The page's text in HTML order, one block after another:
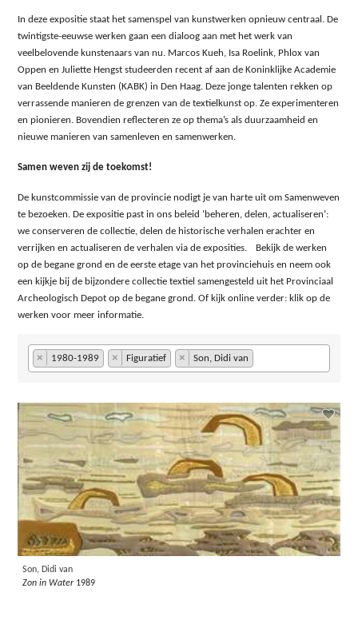
In deze expositie staat het samenspel van kunstwerken opnieuw centraal. De
twintigste-eeuwse werken gaan een dialoog aan met het werk van
veelbelovende kunstenaars van nu. Marcos Kueh, Isa Roelink, Phlox van
Oppen en Juliette Hengst studeerden recent af aan de Koninklijke Academie
van Beeldende Kunsten (KABK) in Den Haag. Deze jonge talenten rekken op
verrassende manieren de grenzen van de textielkunst op. Ze experimenteren
en pionieren. Bovendien reflecteren ze op thema’s als duurzaamheid en
nieuwe manieren van samenleven en samenwerken.
Samen weven zij de toekomst!
De kunstcommissie van de provincie nodigt je van harte uit om Samenweven
te bezoeken. De expositie past in ons beleid ‘beheren, delen, actualiseren’:
we conserveren de collectie, delen de historische verhalen erachter en
verrijken en actualiseren de verhalen via de exposities. Bekijk de werken
op de begane grond en de eerste etage van het provinciehuis en neem ook
een kijkje bij de bijzondere collectie textiel samengesteld uit het Provinciaal
Archeologisch Depot op de begane grond. Of kijk online verder: klik op de
werken voor meer informatie.
× 1980-1989 × Figuratief × Son, Didi van
Son, Didi van
Zon in Water 1989